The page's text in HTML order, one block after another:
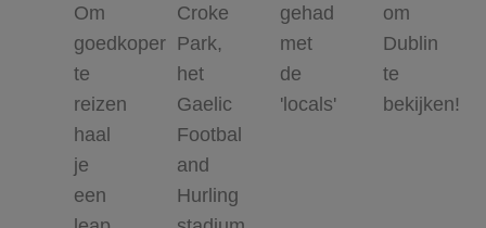
Om
goedkoper
te
reizen
haal
je
een
Croke
Park,
het
Gaelic
Footbal
and
Hurling
gehad
met
de
'locals'
om
Dublin
te
bekijken!